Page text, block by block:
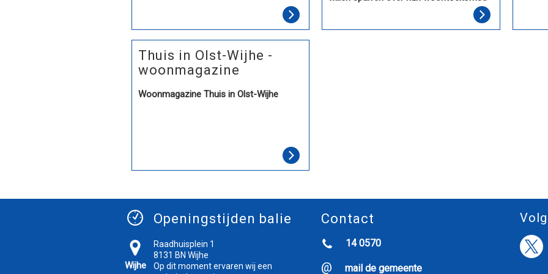
Thuis in Olst-Wijhe -
woonmagazine
Woonmagazine Thuis in Olst-Wijhe
Openingstijden balie
Wijhe
Raadhuisplein 1
8131 BN Wijhe
Op dit moment ervaren wij een
Contact
14 0570
mail de gemeente